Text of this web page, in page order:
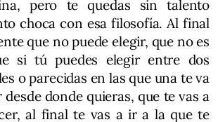
pero te quedas sin talento
choca con esa filosofía. Al final
que no puede elegir, que no es
si tú puedes elegir entre dos
o parecidas en las que una te va
donde quieras, que te vas a
al final te vas a ir a la que te